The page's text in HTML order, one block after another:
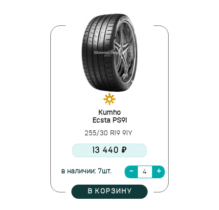
Kumho
Ecsta PS91
255/30 R19 91Y
13 440 ₽
в наличии: 7шт.
В КОРЗИНУ